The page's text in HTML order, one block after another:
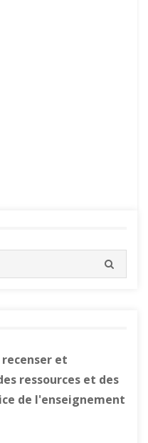
et
ressources et des
de l'enseignement